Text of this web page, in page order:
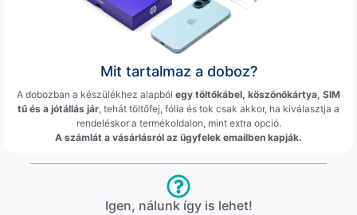
Mit tartalmaz a doboz?
A dobozban a készülékhez alapból egy töltőkábel, köszönőkártya, SIM
tű és a jótállás jár , tehát töltőfej, fólia és tok csak akkor, ha kiválasztja a
rendeléskor a termékoldalon, mint extra opció.
A számlát a vásárlásról az ügyfelek emailben kapják.
Igen, nálunk így is lehet!